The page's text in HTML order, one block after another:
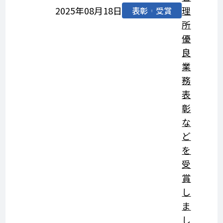
2025年08月18日 表彰・受賞
理
所
優
良
業
務
表
彰
な
ど
を
受
賞
し
ま
し